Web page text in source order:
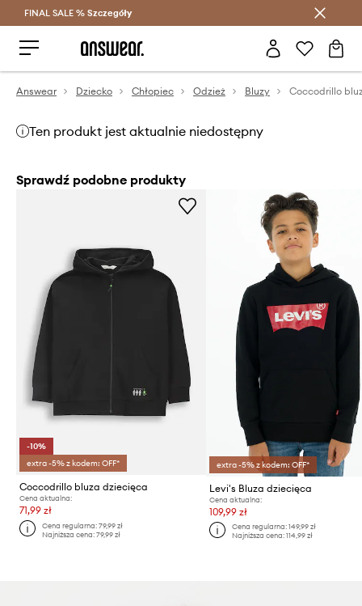
Oszczędzaj z Answear Club >
FINAL SALE % Szczegóły
Answear Dziecko Chłopiec Odzież Bluzy
Ten produkt jest aktualnie niedostępny
Sprawdź podobne produkty
-10%
extra -5% z kodem: OFF*
Coccodrillo bluza dziecięca
Cena aktualna:
71,99 zł
Cena regularna:79,99 zł
Najniższa cena:79,99 zł
extra -5% z kodem: OFF*
Levi's Bluza dziecięca
Cena aktualna:
109,99 zł
Cena regularna: 149,99 zł
Najniższa cena: 114,99 zł